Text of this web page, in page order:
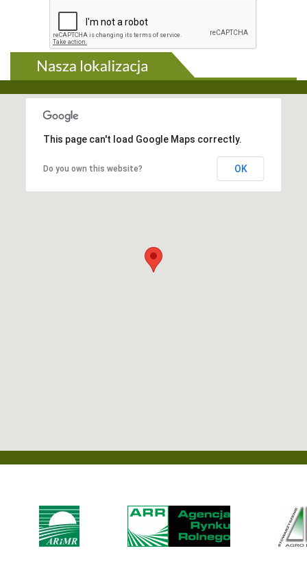
This page can't load Google Maps correctly.
Do you own this website? OK